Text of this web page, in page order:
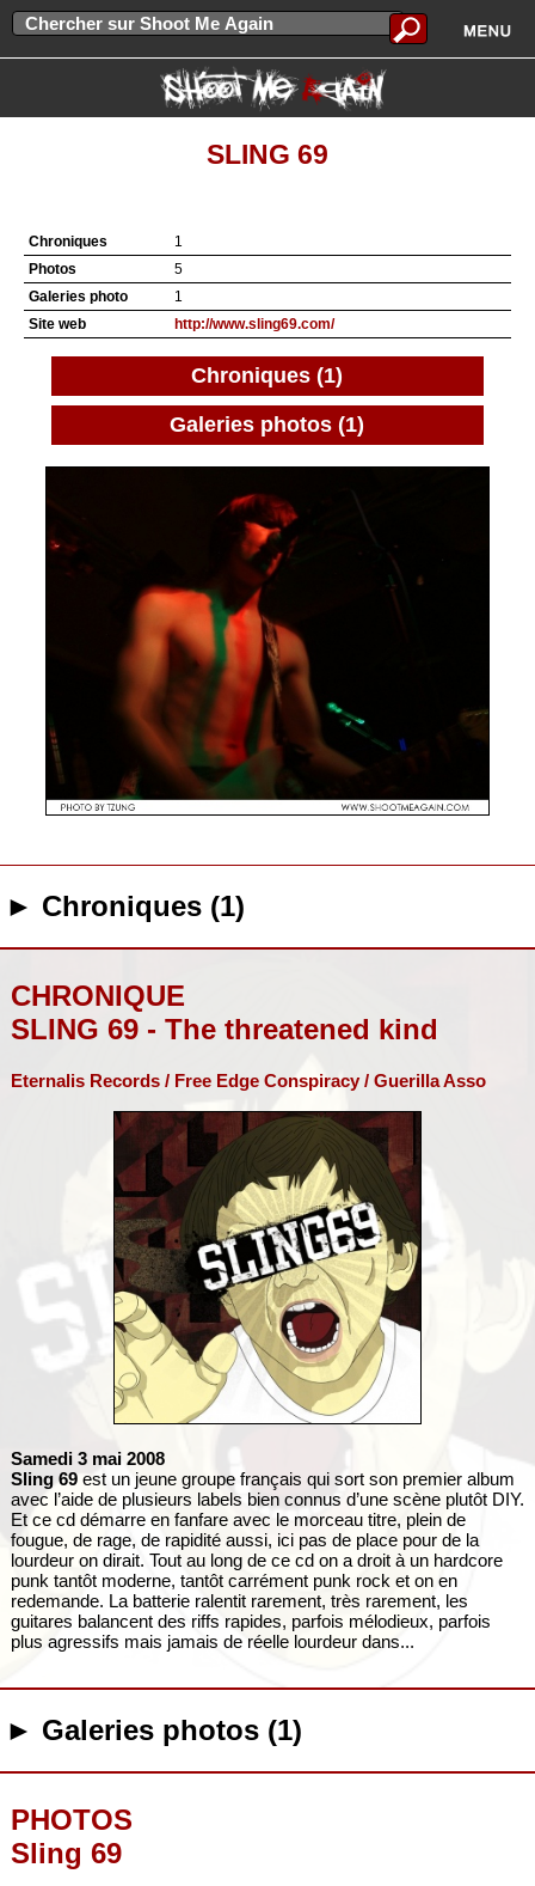
SLING 69
Chroniques
1
Photos
5
Galeries photo
1
Site web
http://www.sling69.com/
Chroniques (1)
Galeries photos (1)
► Chroniques (1)
CHRONIQUE
SLING 69 - The threatened kind
Eternalis Records / Free Edge Conspiracy / Guerilla Asso
Samedi 3 mai 2008
Sling 69est un jeune groupe français qui sort son premier album
avec l’aide de plusieurs labels bien connus d’une scène plutôt DIY.
Et ce cd démarre en fanfare avec le morceau titre, plein de
fougue, de rage, de rapidité aussi, ici pas de place pour de la
lourdeur on dirait. Tout au long de ce cd on a droit à un hardcore
punk tantôt moderne, tantôt carrément punk rock et on en
redemande. La batterie ralentit rarement, très rarement, les
guitares balancent des riffs rapides, parfois mélodieux, parfois
plus agressifs mais jamais de réelle lourdeur dans...
► Galeries photos (1)
PHOTOS
Sling 69